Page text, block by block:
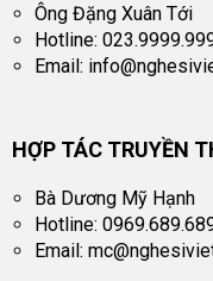
Ông Đặng Xuân Tới
Hotline:
Email:
HỢP TÁC TRUYỀN
Bà Dương Mỹ Hạnh
Hotline:
Email: